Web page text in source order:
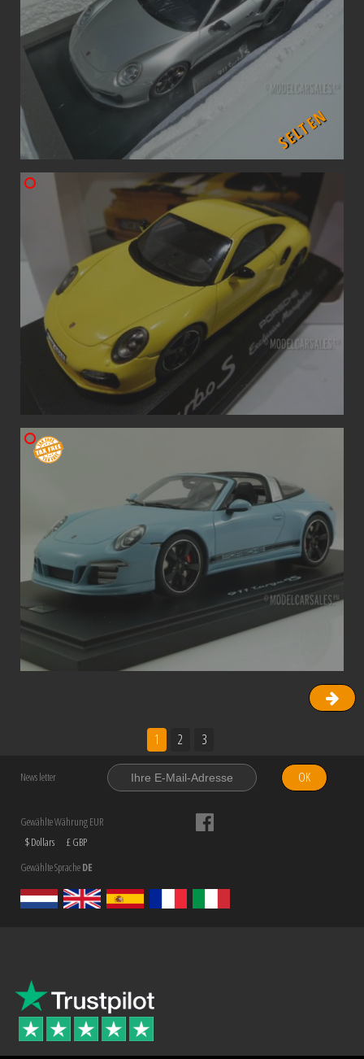
SELTEN
1 2 3
News letter OK
Gewählte Währung EUR
$ Dollars
£ GBP
Gewählte SpracheDE